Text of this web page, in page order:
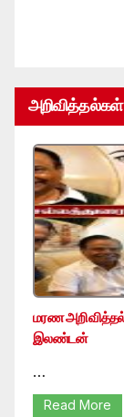
அறிவித்தல்கள்
மரண
இலண்டன்
…
Read More